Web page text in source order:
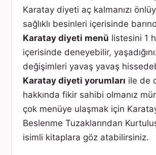
Karatay diyeti aç kalmanızı
sağlıklı besinleri içerisinde
Karatay diyeti menü listesini 1
içerisinde deneyebilir,
değişimleri yavaş yavaş
Karatay diyeti yorumları ile de
hakkında fikir sahibi olmanız
çok menüye ulaşmak için
Beslenme Tuzaklarından
isimli kitaplara göz atabilirsiniz.